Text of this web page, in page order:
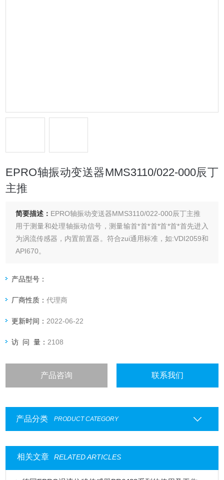
EPRO轴振动变送器MMS3110/022-000辰丁
主推
简要描述： EPRO轴振动变送器MMS3110/022-000辰丁主推
用于测量和处理轴振动信号，测量输首*首*首*首*首*首先进入
为涡流传感器，内置前置器。符合zui通用标准，如:VDI2059和
API670。
产品型号：
厂商性质：代理商
更新时间： 2022-06-22
访 问 量： 2108
产品咨询 联系我们
产品分类 PRODUCT CATEGORY
相关文章 RELATED ARTICLES